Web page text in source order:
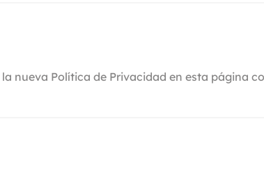
nueva Política de Privacidad en esta página